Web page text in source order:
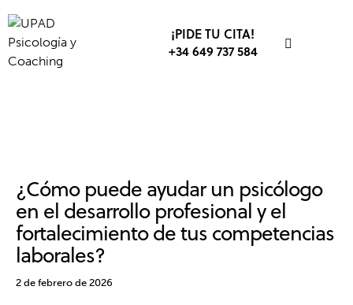
¡PIDE TU CITA!
+34 649 737 584
¿Cómo puede ayudar un psicólogo
en el desarrollo profesional y el
fortalecimiento de tus competencias
laborales?
2 de febrero de 2026